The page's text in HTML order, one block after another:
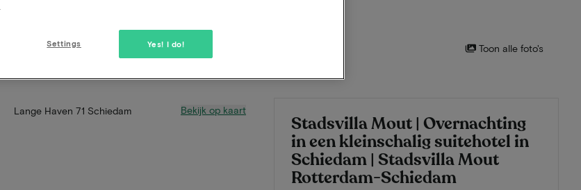
Toon alle foto's
Stadsvilla Mout | Overnachting
in een kleinschalig suitehotel in
Schiedam | Stadsvilla Mout
Rotterdam-Schiedam
Lange Haven 71 Schiedam Bekijk op kaart
Yes! I do!
Settings